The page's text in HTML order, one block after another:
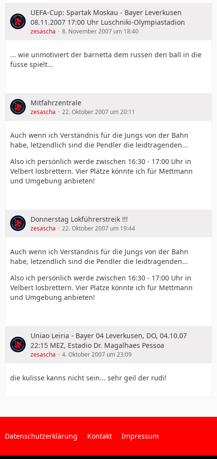
UEFA-Cup: Spartak Moskau - Bayer Leverkusen
08.11.2007 17:00 Uhr Luschniki-Olympiastadion
zesascha 8. November 2007 um 18:40
... wie unmotiviert der barnetta dem russen den ball in die
füsse spielt...
Mitfahrzentrale
zesascha 22. Oktober 2007 um 20:11
Auch wenn ich Verständnis für die Jungs von der Bahn
habe, letzendlich sind die Pendler die leidtragenden...
Also ich persönlich werde zwischen 16:30 - 17:00 Uhr in
Velbert losbrettern. Vier Plätze könnte ich für Mettmann
und Umgebung anbieten!
Donnerstag Lokführerstreik !!!
zesascha 22. Oktober 2007 um 19:44
Auch wenn ich Verständnis für die Jungs von der Bahn
habe, letzendlich sind die Pendler die leidtragenden...
Also ich persönlich werde zwischen 16:30 - 17:00 Uhr in
Velbert losbrettern. Vier Plätze könnte ich für Mettmann
und Umgebung anbieten!
Uniao Leiria - Bayer 04 Leverkusen, DO, 04.10.07
22:15 MEZ, Estadio Dr. Magalhaes Pessoa
zesascha 4. Oktober 2007 um 23:09
die kulisse kanns nicht sein... sehr geil der rudi!
Datenschutzerklärung Kontakt Impressum